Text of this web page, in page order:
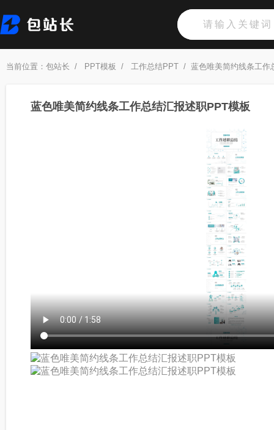
当前位置： 包站长 / PPT模板 / 工作总结PPT / 蓝色唯美简约线条工作
蓝色唯美简约线条工作总结汇报述职PPT模板